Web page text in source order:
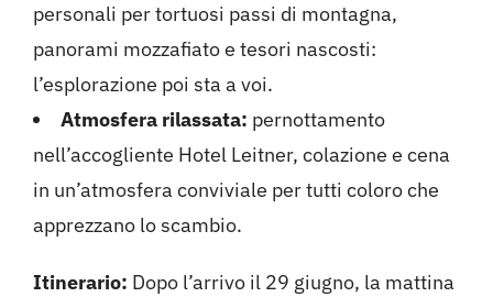
personali per tortuosi passi di montagna,
panorami mozzafiato e tesori nascosti:
l’esplorazione poi sta a voi.
Atmosfera rilassata: pernottamento
nell’accogliente Hotel Leitner, colazione e cena
in un’atmosfera conviviale per tutti coloro che
apprezzano lo scambio.
Itinerario: Dopo l’arrivo il 29 giugno, la mattina